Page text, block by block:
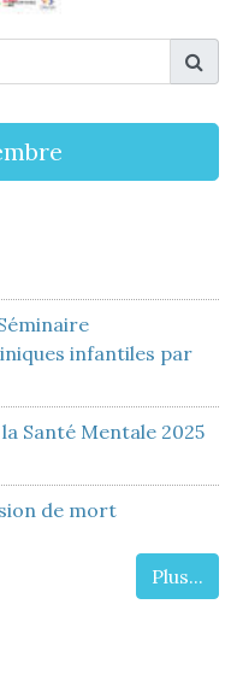
infantiles par
Santé Mentale 2025
de mort
Plus...